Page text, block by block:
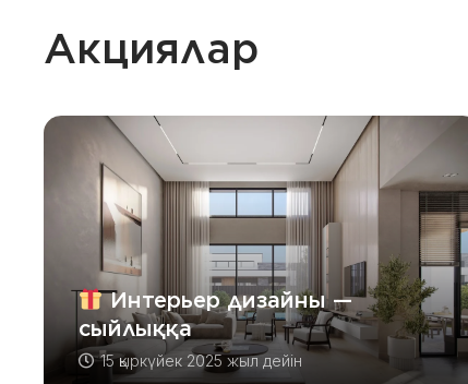
Акциялар
Интерьер дизайны —
сыйлыққа
15 қыркүйек 2025 жылдейін